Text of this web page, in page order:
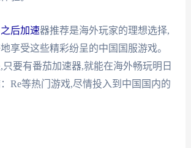
后加速器推荐是海外玩家的理想选择,
享受这些精彩纷呈的中国国服游戏。
要有番茄加速器,就能在海外畅玩明日
Re等热门游戏,尽情投入到中国国内的